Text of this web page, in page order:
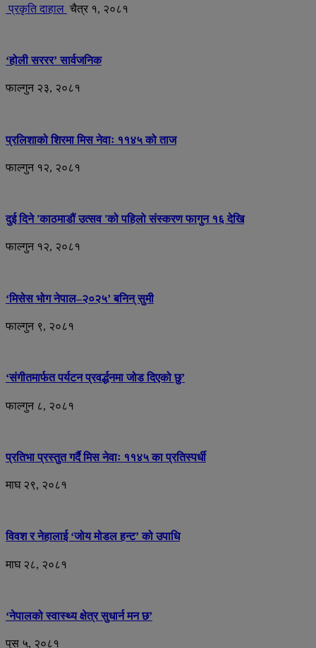
प्रकृति दाहाल चैत्र १, २०८१
‘होली सररर’ सार्वजनिक
फाल्गुन २३, २०८१
प्रलिशाको शिरमा मिस नेवाः ११४५ को ताज
फाल्गुन १२, २०८१
दुई दिने 'काठमाडौं उत्सव 'को पहिलो संस्करण फागुन १६ देखि
फाल्गुन १२, २०८१
‘मिसेस भोग नेपाल–२०२५’ बनिन् सुमी
फाल्गुन ९, २०८१
‘संगीतमार्फत पर्यटन प्रवर्द्धनमा जोड दिएको छु’
फाल्गुन ८, २०८१
प्रतिभा प्रस्तुत गर्दै मिस नेवाः ११४५ का प्रतिस्पर्धी
माघ २९, २०८१
विवश र नेहालाई ‘जोय मोडल हन्ट’ को उपाधि
माघ २८, २०८१
‘नेपालको स्वास्थ्य क्षेत्र सुधार्न मन छ’
पुस ५, २०८१